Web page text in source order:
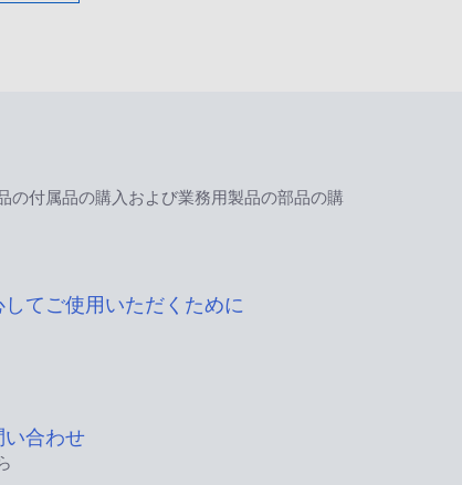
の付属品の購入および業務用製品の部品の購
てご使用いただくために
い合わせ